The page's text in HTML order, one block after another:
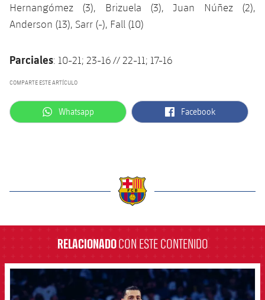
Hernangómez (3), Brizuela (3), Juan Núñez (2),
Anderson (13), Sarr (-), Fall (10)
Parciales: 10-21; 23-16 // 22-11; 17-16
COMPARTE ESTE ARTÍCULO
label.aria.whatsapp
Whatsapp label.aria.facebook
Facebook
RELACIONADOCON ESTE CONTENIDO
FCB Barcelona badge